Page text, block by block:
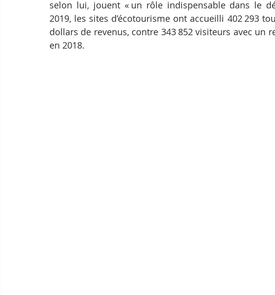
selon lui, jouent « un rôle indispensable dans le
2019, les sites d’écotourisme ont accueilli 402 293
dollars de revenus, contre 343 852 visiteurs avec un
en 2018.